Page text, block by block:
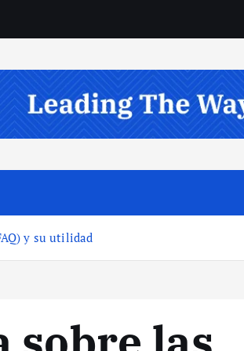
y su utilidad